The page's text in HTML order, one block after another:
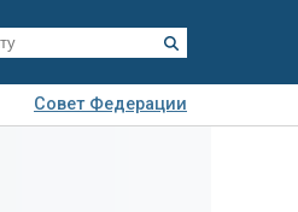
Совет Федерации